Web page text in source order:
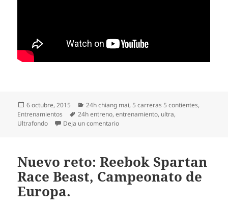
Publicado
el
6 octubre, 2015 Categorías
24h chiang mai,5 carreras 5 contientes,
Entrenamientos
Etiquetas
24h entreno,entrenamiento, ultra,
Ultrafondo
Deja un comentarioen 9×03. 24h la preparación física.
Nuevo reto: Reebok Spartan
Race Beast, Campeonato de
Europa.